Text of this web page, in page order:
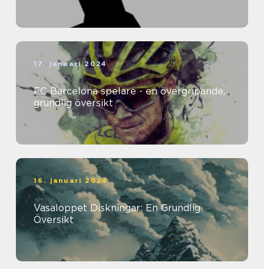
17. januari 2024
FC Barcelona spelare - en övergripande,
grundlig översikt
16. januari 2024
Vasaloppet Diskningar: En Grundlig
Översikt